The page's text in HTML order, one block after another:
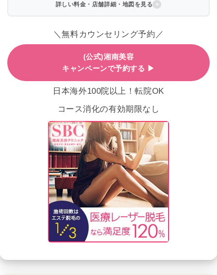
詳しい料金・店舗詳細・地図を見る
＼無料カウンセリング予約／
(公式)湘南美容
キャンペーンで予約する ▶
日本海外100院以上！転院OK
コース消化の有効期限なし